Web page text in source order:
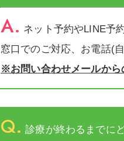
A. ネット予約やLINE予
窓口でのご対応、お電話(
※お問い合わせメールから
Q. 診療が終わるまでに